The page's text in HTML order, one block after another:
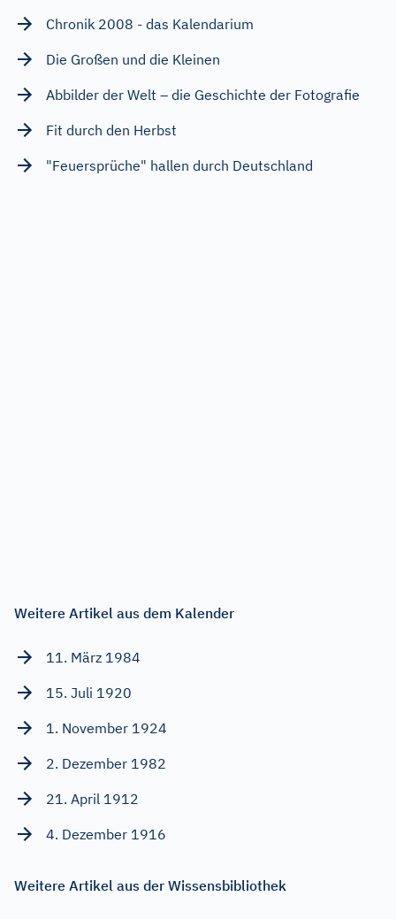
Chronik 2008 - das Kalendarium
Die Großen und die Kleinen
Abbilder der Welt – die Geschichte der Fotografie
Fit durch den Herbst
"Feuersprüche" hallen durch Deutschland
Weitere Artikel aus dem Kalender
11. März 1984
15. Juli 1920
1. November 1924
2. Dezember 1982
21. April 1912
4. Dezember 1916
Weitere Artikel aus der Wissensbibliothek